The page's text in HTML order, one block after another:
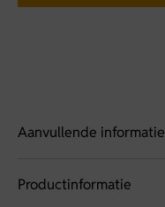
Aanvullende informatie
Artikelnummer
Productinformatie